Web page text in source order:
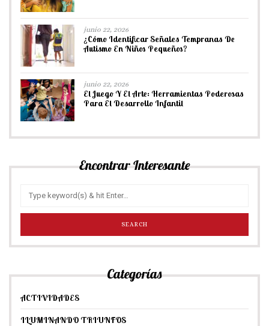
junio 22, 2026
¿Cómo Identificar Señales Tempranas De
Autismo En Niños Pequeños?
junio 22, 2026
El Juego Y El Arte: Herramientas Poderosas
Para El Desarrollo Infantil
Encontrar Interesante
Categorías
ACTIVIDADES
ILUMINANDO TRIUNFOS